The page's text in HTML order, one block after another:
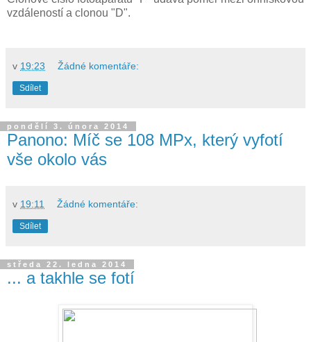
vzdáleností a clonou "D".
v 19:23 Žádné komentáře:
Sdílet
pondělí 3. února 2014
Panono: Míč se 108 MPx, který vyfotí
vše okolo vás
v 19:11 Žádné komentáře:
Sdílet
středa 22. ledna 2014
... a takhle se fotí